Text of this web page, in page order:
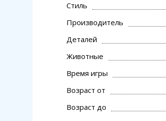
Стиль
Производитель
Деталей
Животные
Время игры
Возраст от
Возраст до